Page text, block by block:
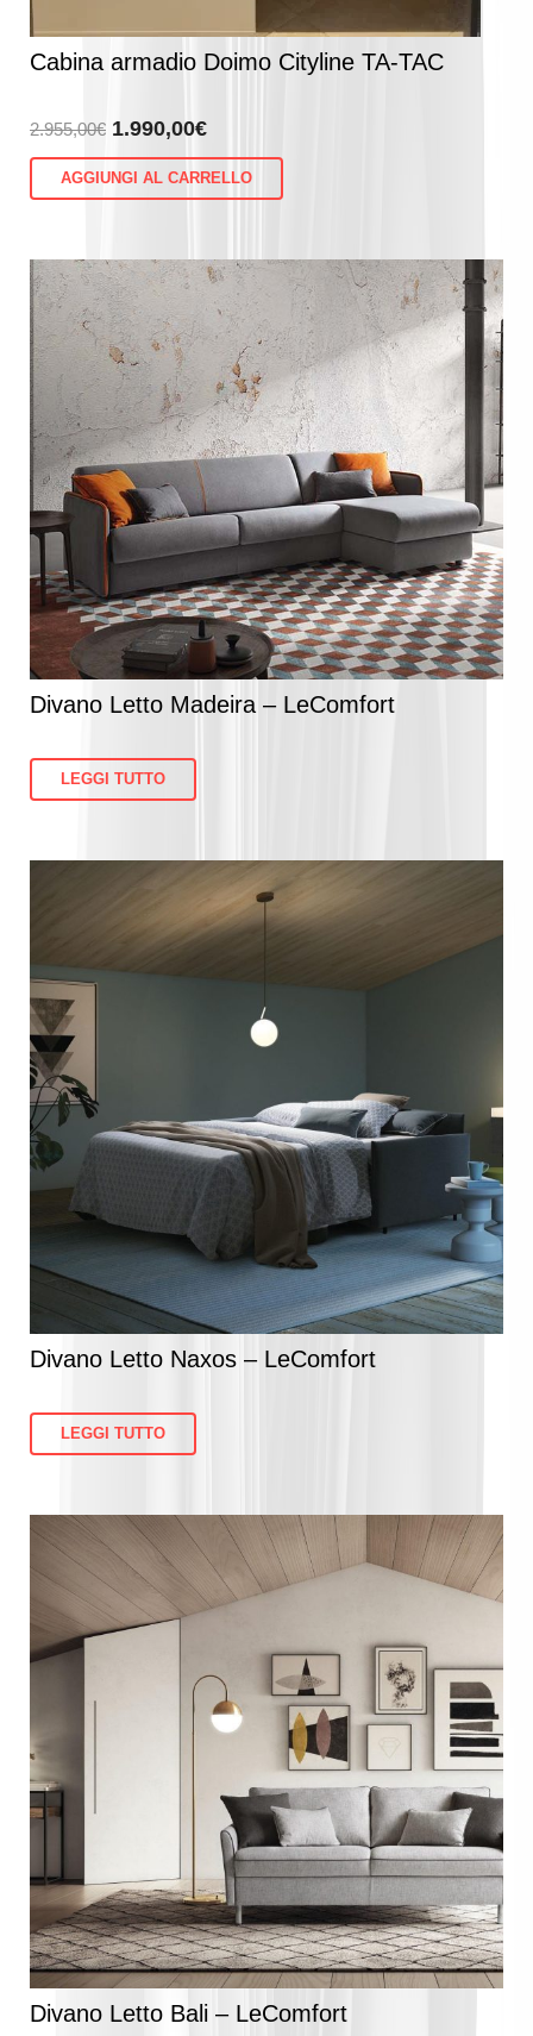
Cabina armadio Doimo Cityline TA-TAC
2.955,00€ Il
prezzo
originale
1.990,00€Il
prezzo
attuale
AGGIUNGI AL CARRELLO
Divano Letto Madeira – LeComfort
LEGGI TUTTO
Divano Letto Naxos – LeComfort
LEGGI TUTTO
Divano Letto Bali – LeComfort